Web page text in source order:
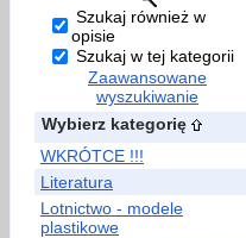
Szukaj również w
opisie
Szukaj w tej kategorii
Zaawansowane
wyszukiwanie
Wybierz kategorię
WKRÓTCE !!!
Literatura
Lotnictwo - modele
plastikowe